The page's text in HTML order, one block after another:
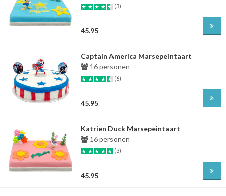
(3)
45.95
Captain America Marsepeintaart
16 personen
(6)
45.95
Katrien Duck Marsepeintaart
16 personen
(3)
45.95